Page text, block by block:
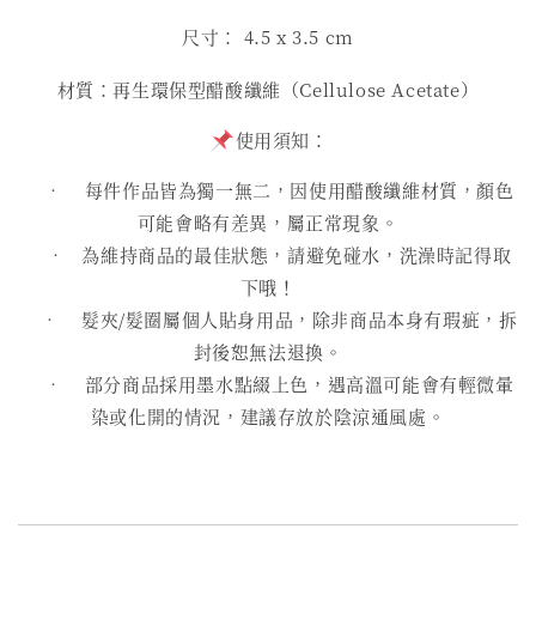
尺寸： 4.5 x 3.5 cm
材質：再生環保型醋酸纖維（Cellulose Acetate）
使用須知：
• 每件作品皆為獨一無二，因使用醋酸纖維材質，顏色
可能會略有差異，屬正常現象。
• 為維持商品的最佳狀態，請避免碰水，洗澡時記得取
下哦！
• 髮夾/髮圈屬個人貼身用品，除非商品本身有瑕疵，拆
封後恕無法退換。
• 部分商品採用墨水點綴上色，遇高溫可能會有輕微暈
染或化開的情況，建議存放於陰涼通風處。